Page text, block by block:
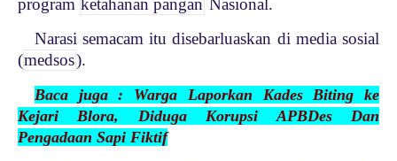
program ketahanan pangan Nasional.
Narasi semacam itu disebarluaskan di media sosial
(medsos).
Baca juga : Warga Laporkan Kades Biting ke
Kejari Blora, Diduga Korupsi APBDes Dan
Pengadaan Sapi Fiktif